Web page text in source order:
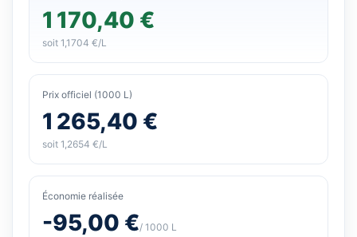
1 170,40 €
soit 1,1704 €/L
Prix officiel (1000 L)
1 265,40 €
soit 1,2654 €/L
Économie réalisée
-95,00 €/ 1000 L